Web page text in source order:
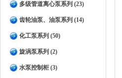
多级管道离心泵系列 (23)
齿轮油泵、油泵系列 (14)
化工泵系列 (50)
旋涡泵系列 (2)
水泵控制柜 (3)